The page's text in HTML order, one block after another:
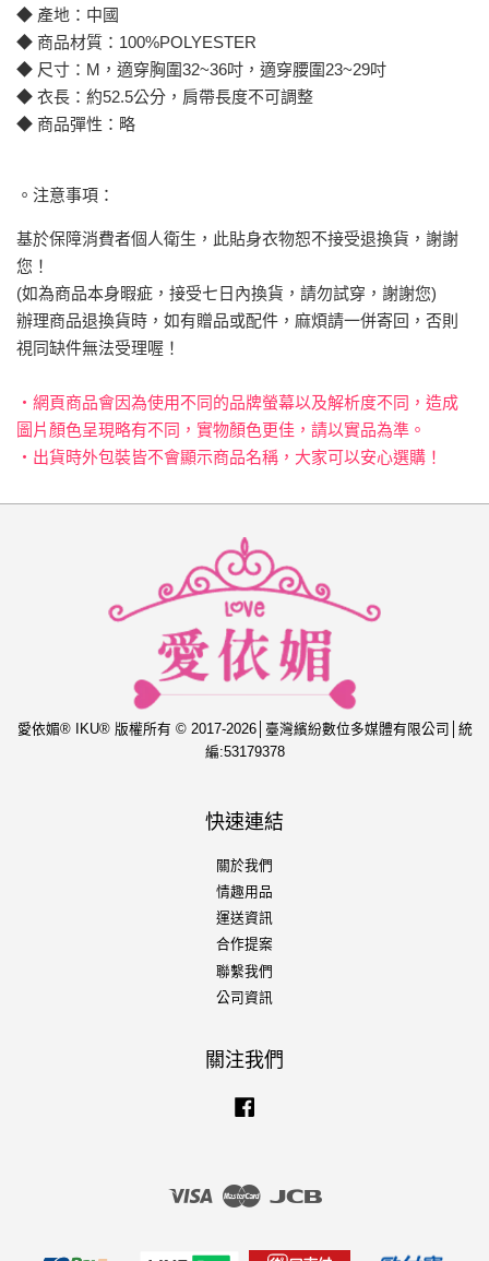
◆ 產地：中國
◆ 商品材質：100%POLYESTER
◆ 尺寸：M，適穿胸圍32~36吋，適穿腰圍23~29吋
◆ 衣長：約52.5公分，肩帶長度不可調整
◆ 商品彈性：略
。注意事項：
基於保障消費者個人衛生，此貼身衣物恕不接受退換貨，謝謝
您！
(如為商品本身暇疵，接受七日內換貨，請勿試穿，謝謝您)
辦理商品退換貨時，如有贈品或配件，麻煩請一併寄回，否則
視同缺件無法受理喔！
‧網頁商品會因為使用不同的品牌螢幕以及解析度不同，造成
圖片顏色呈現略有不同，實物顏色更佳，請以實品為準。
‧出貨時外包裝皆不會顯示商品名稱，大家可以安心選購！
愛依媚® IKU® 版權所有 © 2017-2026│臺灣繽紛數位多媒體有限公司│統
編:53179378
快速連結
關於我們
情趣用品
運送資訊
合作提案
聯繫我們
公司資訊
關注我們
Visa Master